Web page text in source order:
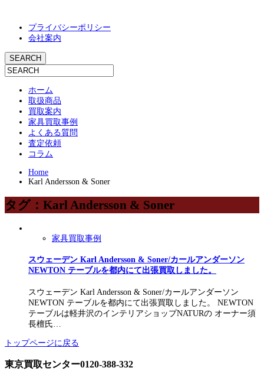
プライバシーポリシー
会社案内
ホーム
取扱商品
買取案内
家具買取事例
よくある質問
査定依頼
コラム
Home
Karl Andersson & Soner
タグ：Karl Andersson & Soner
家具買取事例
スウェーデン Karl Andersson & Soner/カールアンダーソン
NEWTON テーブルを都内にて出張買取しました。
スウェーデン Karl Andersson & Soner/カールアンダーソン
NEWTON テーブルを都内にて出張買取しました。 NEWTON
テーブルは軽井沢のインテリアショップNATURの オーナー須
長檀氏…
トップページに戻る
東京買取センター0120-388-332